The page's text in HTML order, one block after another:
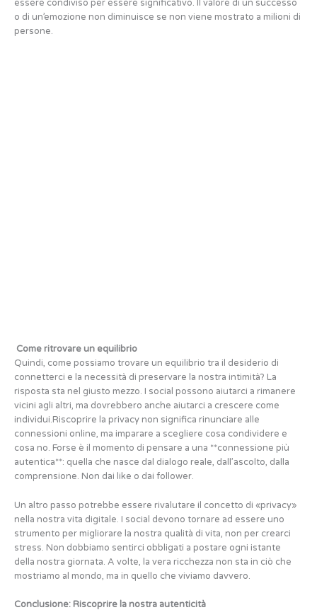
essere condiviso per essere significativo. Il valore di un successo
o di un’emozione non diminuisce se non viene mostrato a milioni di
persone.
Come ritrovare un equilibrio
Quindi, come possiamo trovare un equilibrio tra il desiderio di
connetterci e la necessità di preservare la nostra intimità? La
risposta sta nel giusto mezzo. I social possono aiutarci a rimanere
vicini agli altri, ma dovrebbero anche aiutarci a crescere come
individui.Riscoprire la privacy non significa rinunciare alle
connessioni online, ma imparare a scegliere cosa condividere e
cosa no. Forse è il momento di pensare a una **connessione più
autentica**: quella che nasce dal dialogo reale, dall’ascolto, dalla
comprensione. Non dai like o dai follower.
Un altro passo potrebbe essere rivalutare il concetto di «privacy»
nella nostra vita digitale. I social devono tornare ad essere uno
strumento per migliorare la nostra qualità di vita, non per crearci
stress. Non dobbiamo sentirci obbligati a postare ogni istante
della nostra giornata. A volte, la vera ricchezza non sta in ciò che
mostriamo al mondo, ma in quello che viviamo davvero.
Conclusione: Riscoprire la nostra autenticità